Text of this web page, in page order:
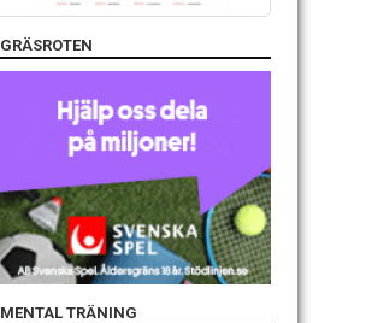
GRÄSROTEN
MENTAL TRÄNING